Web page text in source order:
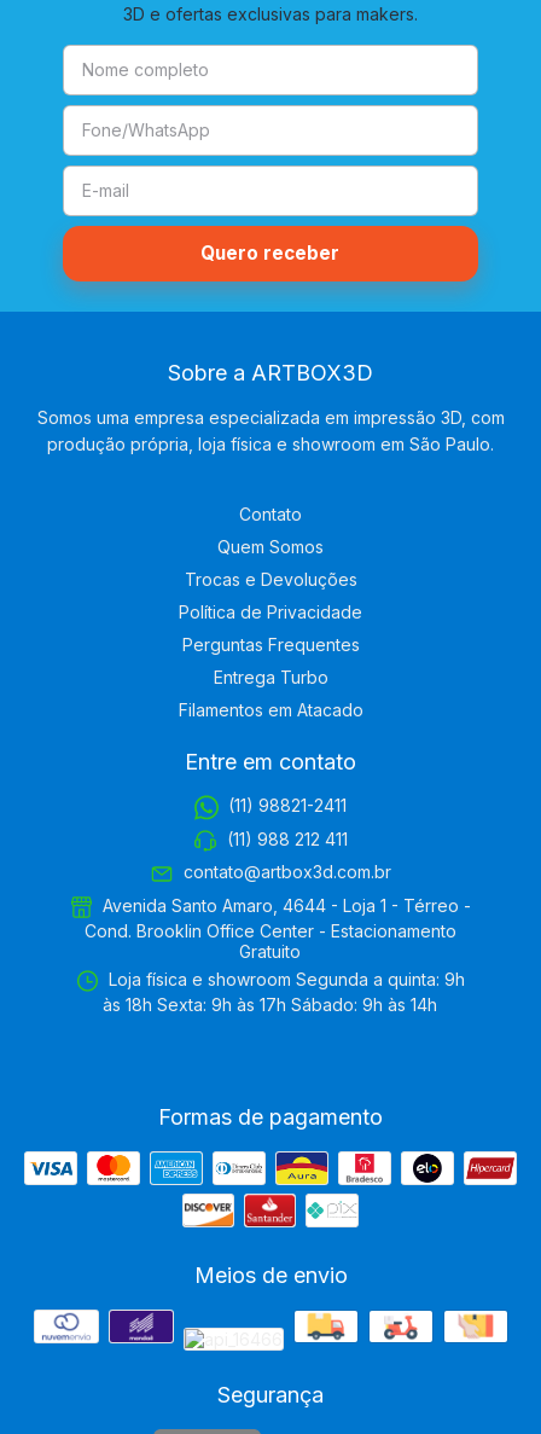
3D e ofertas exclusivas para makers.
Sobre a ARTBOX3D
Somos uma empresa especializada em impressão 3D, com
produção própria, loja física e showroom em São Paulo.
Contato
Quem Somos
Trocas e Devoluções
Política de Privacidade
Perguntas Frequentes
Entrega Turbo
Filamentos em Atacado
Entre em contato
(11) 98821-2411
(11) 988 212 411
contato@artbox3d.com.br
Avenida Santo Amaro, 4644 - Loja 1 - Térreo -
Cond. Brooklin Office Center - Estacionamento
Gratuito
Loja física e showroom Segunda a quinta: 9h
às 18h Sexta: 9h às 17h Sábado: 9h às 14h
Formas de pagamento
Meios de envio
Segurança